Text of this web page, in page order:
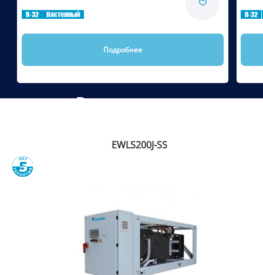
R-32 Настенный
Подробнее
R-32
Рекомендуем
EWLS200J-SS